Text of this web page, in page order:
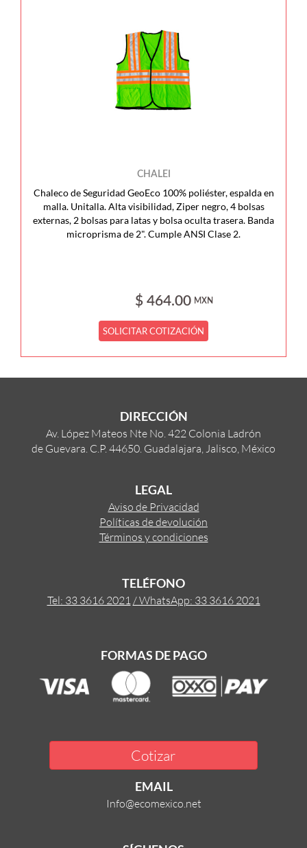
CHALEI
Chaleco de Seguridad GeoEco 100% poliéster, espalda en
malla. Unitalla. Alta visibilidad, Ziper negro, 4 bolsas
externas, 2 bolsas para latas y bolsa oculta trasera. Banda
microprisma de 2". Cumple ANSI Clase 2.
$ 464.00 MXN
SOLICITAR COTIZACIÓN
DIRECCIÓN
Av. López Mateos Nte No. 422 Colonia Ladrón
de Guevara. C.P. 44650. Guadalajara, Jalisco, México
LEGAL
Aviso de Privacidad
Políticas de devolución
Términos y condiciones
TELÉFONO
Tel: 33 3616 2021 / WhatsApp: 33 3616 2021
FORMAS DE PAGO
Cotizar
EMAIL
Info@ecomexico.net